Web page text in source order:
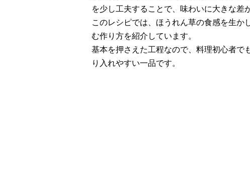
を少し工夫することで、味わいに大きな差
このレシピでは、ほうれん草の食感を生か
む作り方を紹介しています。
基本を押さえた工程なので、料理初心者で
り入れやすい一品です。